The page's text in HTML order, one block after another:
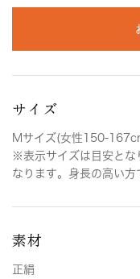
サイズ
Mサイズ(女性150-
※表示サイズは目安とな
なります。身長の高い方
素材
正絹